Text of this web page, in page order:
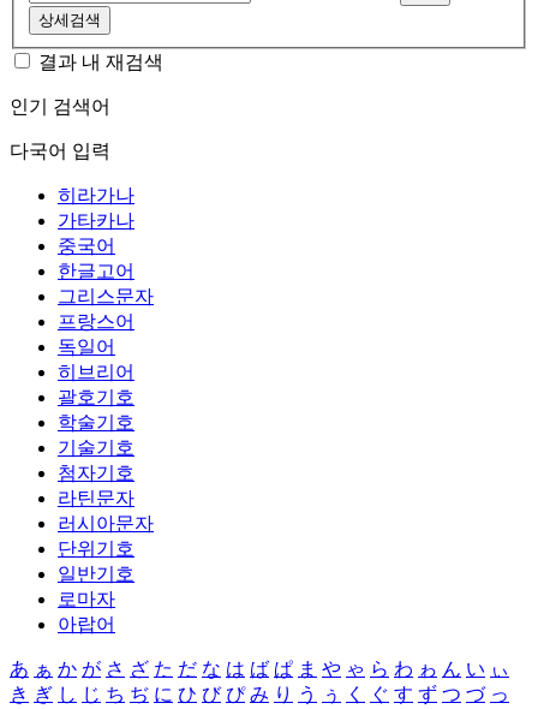
상세검색
결과 내 재검색
인기 검색어
다국어 입력
히라가나
가타카나
중국어
한글고어
그리스문자
프랑스어
독일어
히브리어
괄호기호
학술기호
기술기호
첨자기호
라틴문자
러시아문자
단위기호
일반기호
로마자
아랍어
あ ぁ か が さ ざ た だ な は ば ぱ ま や ゃ ら わ ゎ ん い ぃ
き ぎ し じ ち ぢ に ひ び ぴ み り う ぅ く ぐ す ず つ づ っ